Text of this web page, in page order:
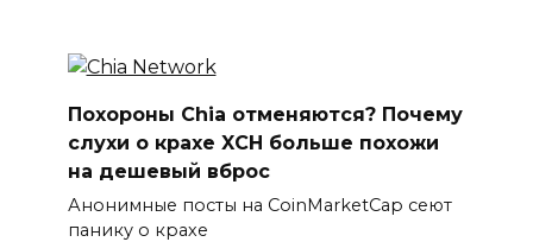
Похороны Chia отменяются? Почему
слухи о крахе XCH больше похожи
на дешевый вброс
Анонимные посты на CoinMarketCap сеют
панику о крахе